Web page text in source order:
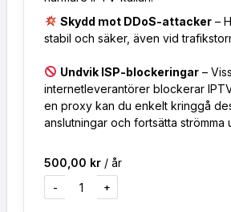
Skydd mot DDoS-attacker–
stabil och säker, även vid
Undvik ISP-blockeringar–
internetleverantörer blockerar
en proxy kan du enkelt kringgå
anslutningar och fortsätta strömma
500,00 kr / år
- +